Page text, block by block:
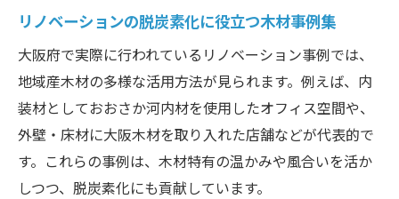
リノベーションの脱炭素化に役立つ木材事例集
大阪府で実際に行われているリノベーション事例では、
地域産木材の多様な活用方法が見られます。例えば、内
装材としておおさか河内材を使用したオフィス空間や、
外壁・床材に大阪木材を取り入れた店舗などが代表的で
す。これらの事例は、木材特有の温かみや風合いを活か
しつつ、脱炭素化にも貢献しています。